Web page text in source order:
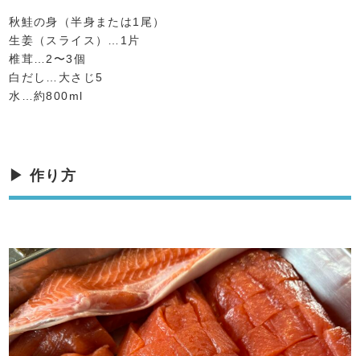
秋鮭の身（半身または1尾）
生姜（スライス）…1片
椎茸…2〜3個
白だし…大さじ5
水…約800ml
▶ 作り方